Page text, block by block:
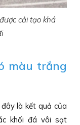
cải tạo khá
màu trắng
là kết quả của
khối đá vôi sạt